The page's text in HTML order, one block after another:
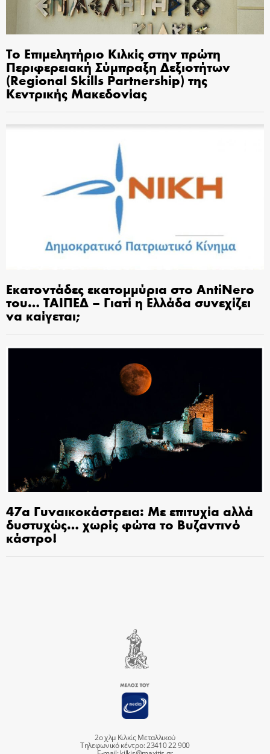
Το Επιμελητήριο Κιλκίς στην πρώτη
Περιφερειακή Σύμπραξη Δεξιοτήτων
(Regional Skills Partnership) της
Κεντρικής Μακεδονίας
Εκατοντάδες εκατομμύρια στο AntiNero
του… ΤΑΙΠΕΔ – Γιατί η Ελλάδα συνεχίζει
να καίγεται;
47α Γυναικοκάστρεια: Με επιτυχία αλλά
δυστυχώς… χωρίς φώτα το Βυζαντινό
κάστρο!
2ο χλμ Κιλκίς Μεταλλικού
Τηλεφωνικό κέντρο: 23410 22 900